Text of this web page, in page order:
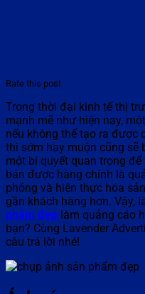
Rate this post
Trong thời đại kinh tế thị
mạnh mẽ như hiện nay,
nếu không thể tạo ra được
thì sớm hay muộn cũng sẽ
một bí quyết quan trọng
bán được hàng chính là
phỏng và hiện thực hóa
gần khách hàng hơn. Vậy,
phẩm đẹp làm quảng cáo
bạn? Cùng Lavender
câu trả lời nhé!